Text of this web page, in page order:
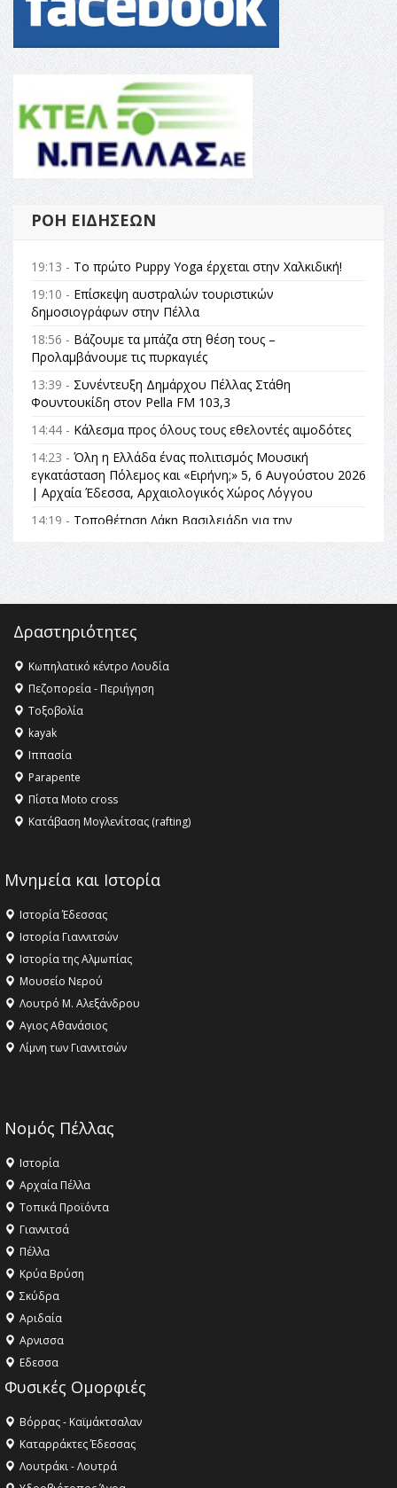
ΡΟΉ ΕΙΔΉΣΕΩΝ
19:13 - Το πρώτο Puppy Yoga έρχεται στην Χαλκιδική!
19:10 - Επίσκεψη αυστραλών τουριστικών
δημοσιογράφων στην Πέλλα
18:56 - Βάζουμε τα μπάζα στη θέση τους –
Προλαμβάνουμε τις πυρκαγιές
13:39 - Συνέντευξη Δημάρχου Πέλλας Στάθη
Φουντουκίδη στον Pella FM 103,3
14:44 - Κάλεσμα προς όλους τους εθελοντές αιμοδότες
14:23 - Όλη η Ελλάδα ένας πολιτισμός Μουσική
εγκατάσταση Πόλεμος και «Ειρήνη;» 5, 6 Αυγούστου 2026
| Αρχαία Έδεσσα, Αρχαιολογικός Χώρος Λόγγου
14:19 - Τοποθέτηση Λάκη Βασιλειάδη για την
Αναθεώρηση του Συντάγματος: «Σε τέτοιες κορυφαίες
θεσμικές διαδικασίες υπάρχει μόνο η ευθύνη απέναντι
στις επόμενες γενιές»
16:35 -Το πρόγραμμα του ΠΑΟΚ στον δεύτερο γύρο του
16:27 - Όλυμπος: Εντάχθηκε στον Κατάλογο Παγκόσμιας
Κληρονομιάς της UNESCO – Ομόφωνη η απόφαση Ο
Όλυμπος αναγνωρίστηκε ως φυσικό και πολιτιστικό
αγαθό εξέχουσας οικουμενικής αξίας για την
ανθρωπότητα
16:18 -
ΣΤΗΝ ΕΔΕΣΣΑ
Δραστηριότητες
Κωπηλατικό κέντρο Λουδία
Πεζοπορεία - Περιήγηση
Τοξοβολία
kayak
Ιππασία
Parapente
Πίστα Moto cross
Κατάβαση Μογλενίτσας (rafting)
Μνημεία και Ιστορία
Ιστορία Έδεσσας
Ιστορία Γιαννιτσών
Ιστορία της Αλμωπίας
Μουσείο Νερού
Λουτρό Μ. Αλεξάνδρου
Αγιος Αθανάσιος
Λίμνη των Γιαννιτσών
Νομός Πέλλας
Ιστορία
Αρχαία Πέλλα
Τοπικά Προϊόντα
Γιαννιτσά
Πέλλα
Κρύα Βρύση
Σκύδρα
Αριδαία
Aρνισσα
Eδεσσα
Φυσικές Ομορφιές
Βόρρας - Καϊμάκτσαλαν
Καταρράκτες Έδεσσας
Λουτράκι - Λουτρά